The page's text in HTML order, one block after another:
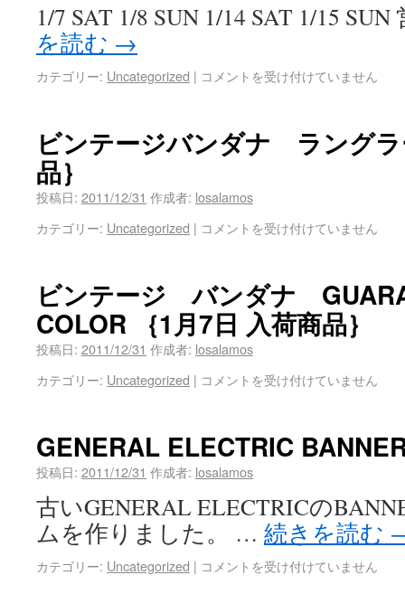
1/7 SAT 1/8 SUN 1/14 SAT 1/15
を読む →
カテゴリー: Uncategorized | コメントを受け付けていません
ビンテージバンダナ ラングラ
品｝
投稿日: 2011/12/31 作成者: losalamos
カテゴリー: Uncategorized | コメントを受け付けていません
ビンテージ バンダナ
COLOR ｛1月7日 入荷商品｝
投稿日: 2011/12/31 作成者: losalamos
カテゴリー: Uncategorized | コメントを受け付けていません
GENERAL ELECTRIC
投稿日: 2011/12/31 作成者: losalamos
古いGENERAL ELECTRICの
ムを作りました。 … 続きを読む
カテゴリー: Uncategorized | コメントを受け付けていません